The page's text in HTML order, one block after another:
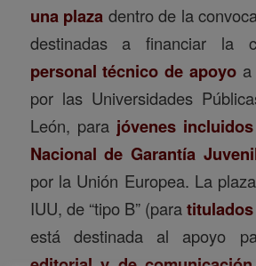
una plaza dentro de la
destinadas a financiar la
personal técnico de apoyo
por las Universidades
León, para jóvenes
Nacional de Garantía
por la Unión Europea. La
IUU, de “tipo B” (para
está destinada al apoyo